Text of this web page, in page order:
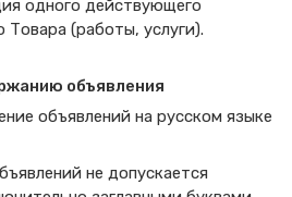
одного действующего
Товара (работы, услуги).
объявления
объявлений на русском языке
не допускается